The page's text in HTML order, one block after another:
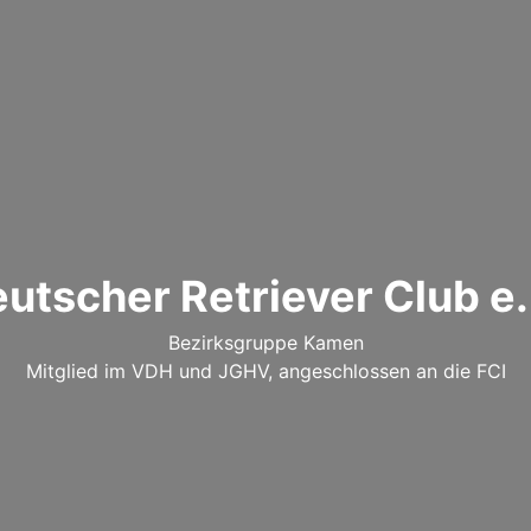
Retriever Club
Bezirksgruppe Kamen
Mitglied im VDH und JGHV, angeschlossen an die FCI